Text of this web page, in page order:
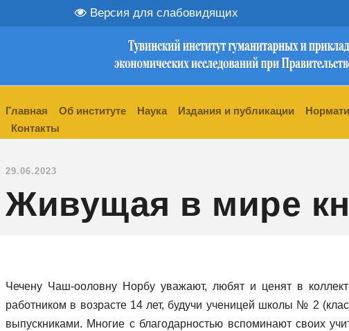
Версия для слабовидящих
Главная Об институте Наука Издания и публикации
Контакты
29.06.2023
Живущая в мире
Чечену Чаш-ооловну Норбу уважают, любят и ценят в
работником в возрасте 14 лет, будучи ученицей школы № 2
выпускниками. Многие с благодарностью вспоминают своих